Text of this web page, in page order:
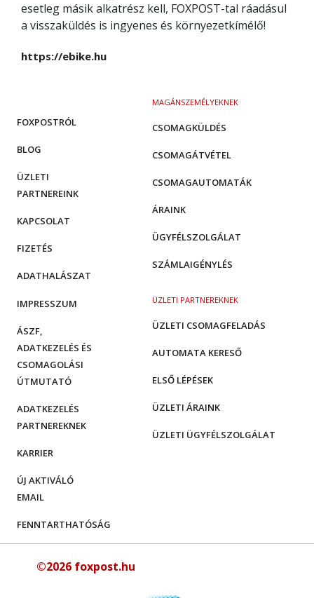
esetleg másik alkatrész kell, FOXPOST-tal ráadásul
a visszaküldés is ingyenes és környezetkímélő!
https://ebike.hu
MAGÁNSZEMÉLYEKNEK
CSOMAGKÜLDÉS
CSOMAGÁTVÉTEL
CSOMAGAUTOMATÁK
ÁRAINK
ÜGYFÉLSZOLGÁLAT
SZÁMLAIGÉNYLÉS
ÜZLETI PARTNEREKNEK
ÜZLETI CSOMAGFELADÁS
AUTOMATA KERESŐ
ELSŐ LÉPÉSEK
ÜZLETI ÁRAINK
ÜZLETI ÜGYFÉLSZOLGÁLAT
FOXPOSTRÓL
BLOG
ÜZLETI
PARTNEREINK
KAPCSOLAT
FIZETÉS
ADATHALÁSZAT
IMPRESSZUM
ÁSZF,
ADATKEZELÉS ÉS
CSOMAGOLÁSI
ÚTMUTATÓ
ADATKEZELÉS
PARTNEREKNEK
KARRIER
ÚJ AKTIVÁLÓ
EMAIL
FENNTARTHATÓSÁG
©2026 foxpost.hu